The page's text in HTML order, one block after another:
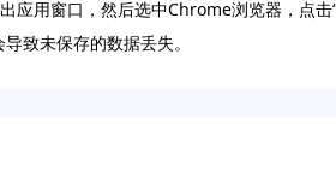
用窗口，然后选中Chrome浏览器，点
致未保存的数据丢失。